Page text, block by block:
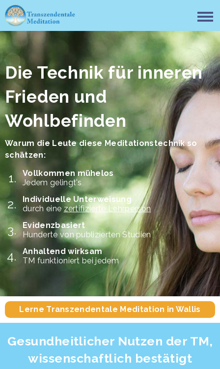
Die Technik für inneren
Frieden und
Wohlbefinden
Warum die Leute diese Meditationstechnik so
schätzen:
Vollkommen mühelos
Jedem gelingt's
Individuelle Unterweisung
durch eine zertifizierte Lehrperson
Evidenzbasiert
Hunderte von publizierten Studien
Anhaltend wirksam
TM funktioniert bei jedem
Lerne Transzendentale Meditation in Wallis
Gesundheitlicher Nutzen der TM,
wissenschaftlich bestätigt